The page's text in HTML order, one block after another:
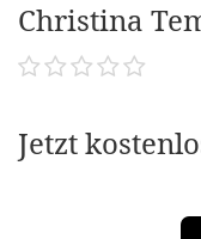
Christina
Jetzt